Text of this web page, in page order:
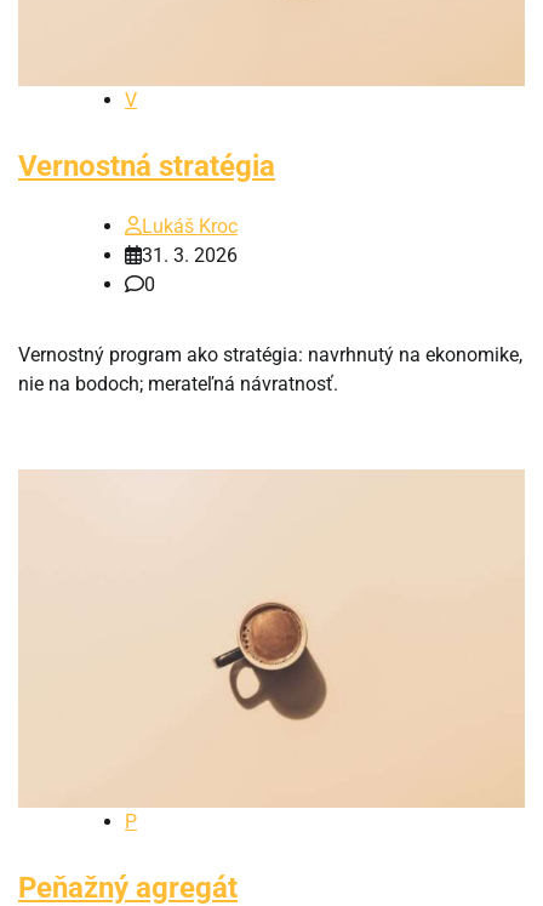
V
Vernostná stratégia
Lukáš Kroc
31. 3. 2026
0
Vernostný program ako stratégia: navrhnutý na ekonomike,
nie na bodoch; merateľná návratnosť.
P
Peňažný agregát